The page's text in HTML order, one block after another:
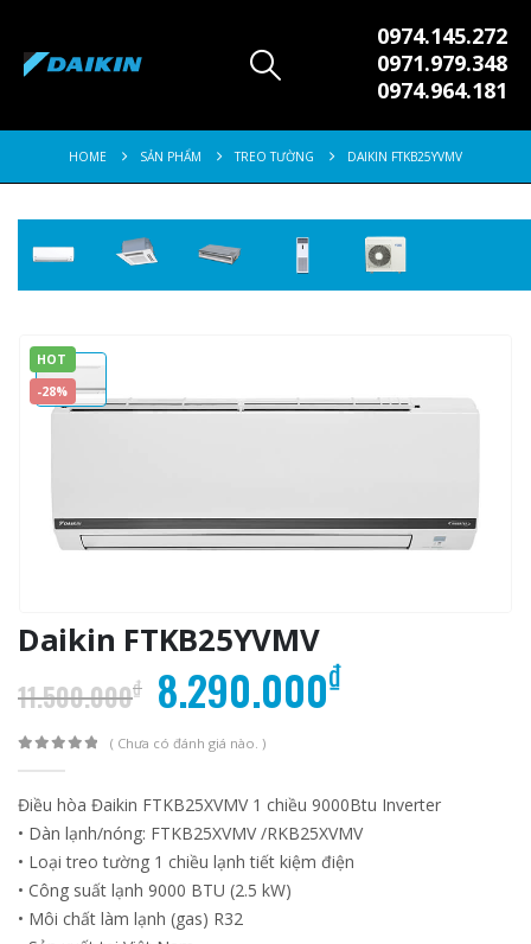
0974.145.272
0971.979.348
0974.964.181
HOME SẢN PHẨM TREO TƯỜNG DAIKIN FTKB25YVMV
HOT
-28%
Daikin FTKB25YVMV
11.500.000₫ Giá
gốc
là:
11.500.000₫.
8.290.000₫
( Chưa có đánh giá nào. )
Điều hòa Đaikin FTKB25XVMV 1 chiều 9000Btu Inverter
• Dàn lạnh/nóng: FTKB25XVMV /RKB25XVMV
• Loại treo tường 1 chiều lạnh tiết kiệm điện
• Công suất lạnh 9000 BTU (2.5 kW)
• Môi chất làm lạnh (gas) R32